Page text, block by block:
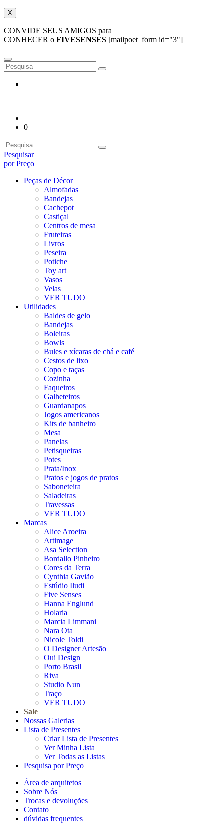
X
CONVIDE SEUS AMIGOS para
CONHECER o FIVESENSES [mailpoet_form id="3"]
0
Pesquisar
por Preço
Peças de Décor
Almofadas
Bandejas
Cachepot
Castiçal
Centros de mesa
Fruteiras
Livros
Peseira
Potiche
Toy art
Vasos
Velas
VER TUDO
Utilidades
Baldes de gelo
Bandejas
Boleiras
Bowls
Bules e xícaras de chá e café
Cestos de lixo
Copo e taças
Cozinha
Faqueiros
Galheteiros
Guardanapos
Jogos americanos
Kits de banheiro
Mesa
Panelas
Petisqueiras
Potes
Prata/Inox
Pratos e jogos de pratos
Saboneteira
Saladeiras
Travessas
VER TUDO
Marcas
Alice Aroeira
Artimage
Asa Selection
Bordallo Pinheiro
Cores da Terra
Cynthia Gavião
Estúdio Iludi
Five Senses
Hanna Englund
Holaria
Marcia Limmani
Nara Ota
Nicole Toldi
O Designer Artesão
Oui Design
Porto Brasil
Riva
Studio Nun
Traço
VER TUDO
Sale
Nossas Galerias
Lista de Presentes
Criar Lista de Presentes
Ver Minha Lista
Ver Todas as Listas
Pesquisa por Preço
Área de arquitetos
Sobre Nós
Trocas e devoluções
Contato
dúvidas frequentes